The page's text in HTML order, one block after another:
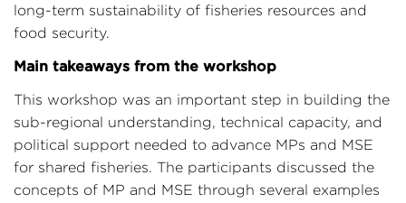
long-term sustainability of fisheries resources and
food security.
Main takeaways from the workshop
This workshop was an important step in building the
sub-regional understanding, technical capacity, and
political support needed to advance MPs and MSE
for shared fisheries. The participants discussed the
concepts of MP and MSE through several examples